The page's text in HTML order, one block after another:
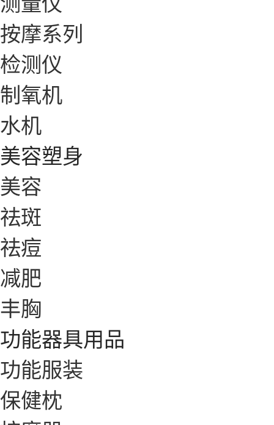
按摩系列
检测仪
制氧机
水机
美容塑身
美容
祛斑
祛痘
减肥
丰胸
功能器具用品
功能服装
保健枕